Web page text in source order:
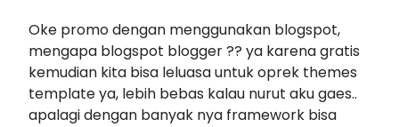
Oke promo dengan menggunakan blogspot,
mengapa blogspot blogger ?? ya karena gratis
kemudian kita bisa leluasa untuk oprek themes
template ya, lebih bebas kalau nurut aku gaes..
apalagi dengan banyak nya framework bisa